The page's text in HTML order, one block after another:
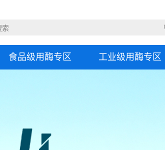
食品级用酶专区 工业级用酶专区